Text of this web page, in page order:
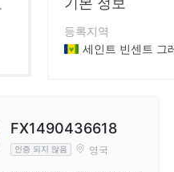
등록지역
세인트 빈센트 그
회사 전체 이름
ABX TRADE LLC
FX1490436618
인증 되지 않음 영국